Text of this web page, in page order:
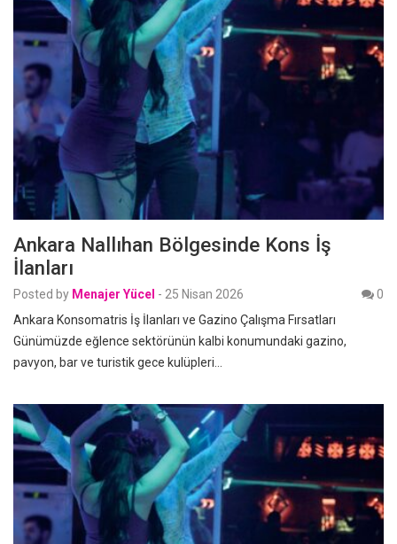
Ankara Nallıhan Bölgesinde Kons İş
İlanları
Posted by Menajer Yücel - 25 Nisan 2026
0
Ankara Konsomatris İş İlanları ve Gazino Çalışma Fırsatları
Günümüzde eğlence sektörünün kalbi konumundaki gazino,
pavyon, bar ve turistik gece kulüpleri…